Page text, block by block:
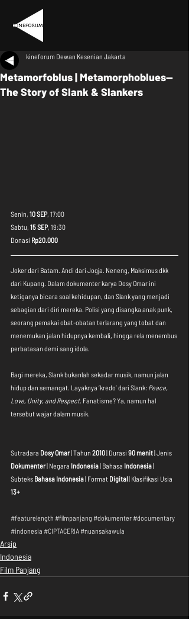
Metamorfoblus | Metamorphoblues—
The Story of Slank & Slankers
kineforum Dewan Kesenian Jakarta
Senin, 10 SEP, 17:00
Sabtu, 15 SEP, 19:30
Donasi Rp20.000
Joker dari Batam. Andi dari Jogja. Neneng, Maksimus dkk
dari Kupang. Dalam dokumenter karya Dosy Omar ini
ketiganya bicara soal kehidupan, dan Slank yang menjadi
sebagian dari diri mereka. Polisi yang disangka anak punk,
seorang pemakai obat-obatan terlarang yang tobat dan
menemukan jalan hidupnya kembali, hingga rela menembus
perbatasan demi sang idola.
Bagi mereka, Slank bukanlah sekadar musik, namun jalan
hidup dan semangat. Layaknya ‘kredo’ dari Slank: Peace,
Love, Unity, and Respect. Fanatisme? Ya, namun hal
tersebut wajar dalam musik.
Sutradara Dosy Omar | Tahun 2010 | Durasi 90 menit | Jenis
Dokumenter | Negara Indonesia | Bahasa Indonesia |
Subteks Bahasa Indonesia | Format Digital | Klasifikasi Usia
13+
#featurelength #filmpanjang #dokumenter#documentary
#indonesia #CIPTACERIA#nuansakawula
Arsip
Indonesia
Film Panjang